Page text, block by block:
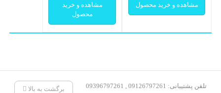
مشاهده و خرید محصول
مشاهده و خرید
محصول
تلفن پشتیبانی: 09126797261 , 09396797261 برگشت به بالا